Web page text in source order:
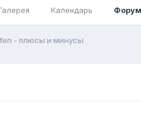
Календарь Форум
- плюсы и минусы